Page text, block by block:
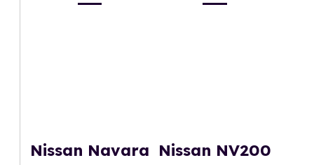
Nissan Navara Nissan NV200